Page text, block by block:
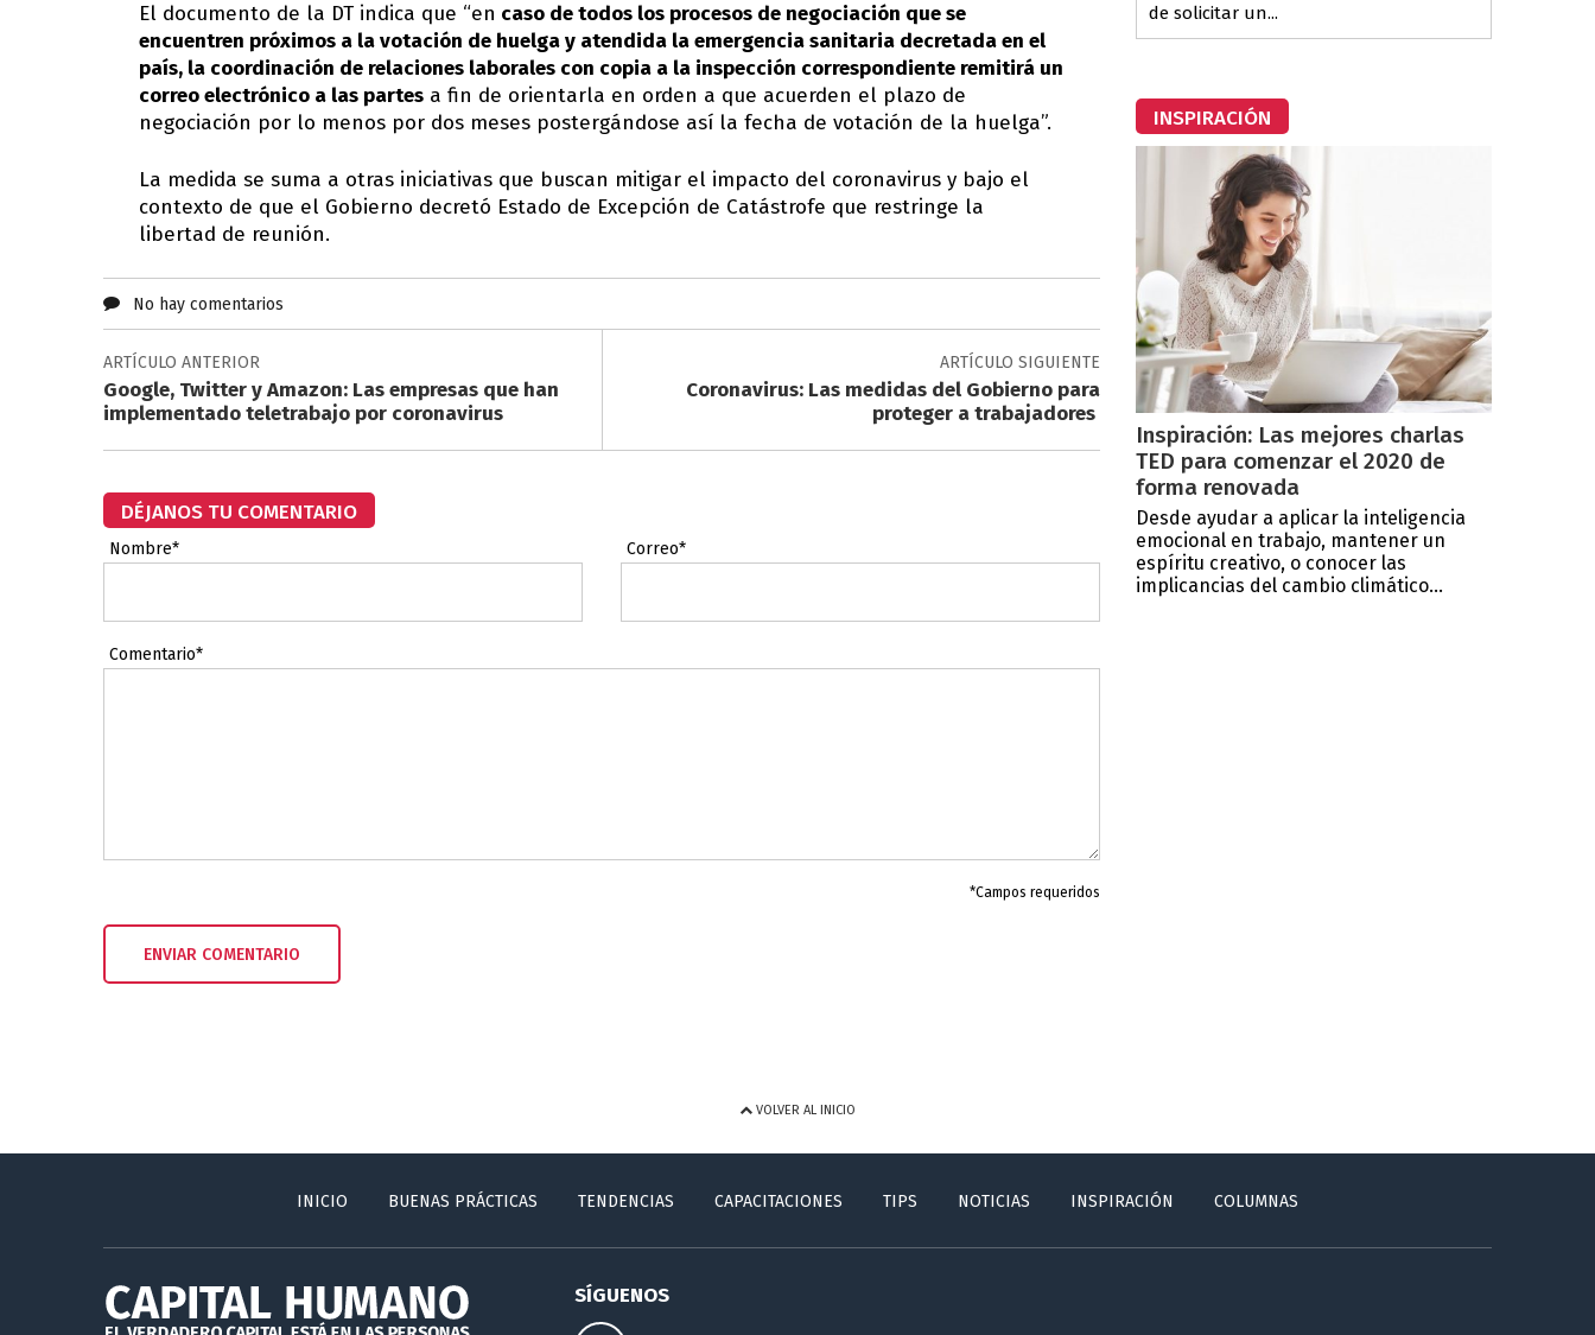
El documento de la DT indica que “en caso de todos los procesos de negociación que se
encuentren próximos a la votación de huelga y atendida la emergencia sanitaria decretada en el
país, la coordinación de relaciones laborales con copia a la inspección correspondiente remitirá un
correo electrónico a las partes a fin de orientarla en orden a que acuerden el plazo de
negociación por lo menos por dos meses postergándose así la fecha de votación de la huelga”.
La medida se suma a otras iniciativas que buscan mitigar el impacto del coronavirus y bajo el
contexto de que el Gobierno decretó Estado de Excepción de Catástrofe que restringe la
libertad de reunión.
No hay comentarios
ARTÍCULO ANTERIOR
Google, Twitter y Amazon: Las empresas que han
implementado teletrabajo por coronavirus
ARTÍCULO SIGUIENTE
Coronavirus: Las medidas del Gobierno para
proteger a trabajadores
DÉJANOS TU COMENTARIO
Nombre* Correo*
Comentario*
*Campos requeridos
de solicitar un...
INSPIRACIÓN
Inspiración: Las mejores charlas
TED para comenzar el 2020 de
forma renovada
Desde ayudar a aplicar la inteligencia
emocional en trabajo, mantener un
espíritu creativo, o conocer las
implicancias del cambio climático...
VOLVER AL INICIO
INICIO BUENAS PRÁCTICAS TENDENCIAS CAPACITACIONES TIPS NOTICIAS INSPIRACIÓN COLUMNAS
SÍGUENOS